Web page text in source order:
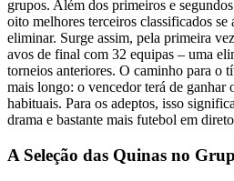
grupos. Além dos primeiros e
oito melhores terceiros classificados se
eliminar. Surge assim, pela primeira
avos de final com 32 equipas – uma
torneios anteriores. O caminho para o
mais longo: o vencedor terá de ganhar
habituais. Para os adeptos, isso
drama e bastante mais futebol em
A Seleção das Quinas no